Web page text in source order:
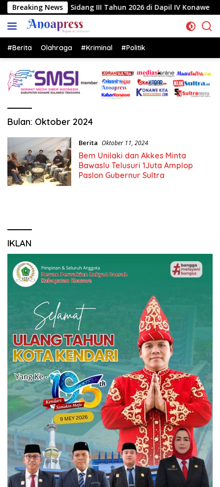
Langsung
ke
konten
Breaking News
Sidang III Tahun 2026 di Dapil IV Konawe Reses
#Berita Olahraga #Kriminal #Politik
Bulan: Oktober 2024
Berita Oktober 11, 2024
Bem Unilaki dan Akkes Minta
Bawaslu Telusuri 1Juta Amplop
Paslon Gubernur Sultra
IKLAN